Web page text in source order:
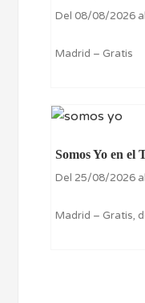
Del 08/08/2026
Madrid – Gratis
Somos Yo en el
Del 25/08/2026
Madrid – Gratis,